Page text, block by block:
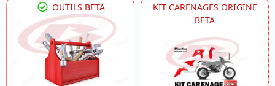
OUTILS BETA
KIT CARENAGES ORIGINE
BETA